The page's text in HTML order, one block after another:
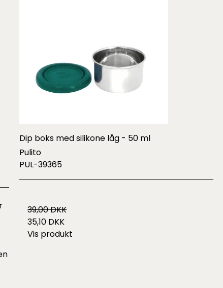
Dip boks med silikone låg - 50 ml
Pulito
PUL-39365
39,00 DKK
35,10 DKK
Vis produkt